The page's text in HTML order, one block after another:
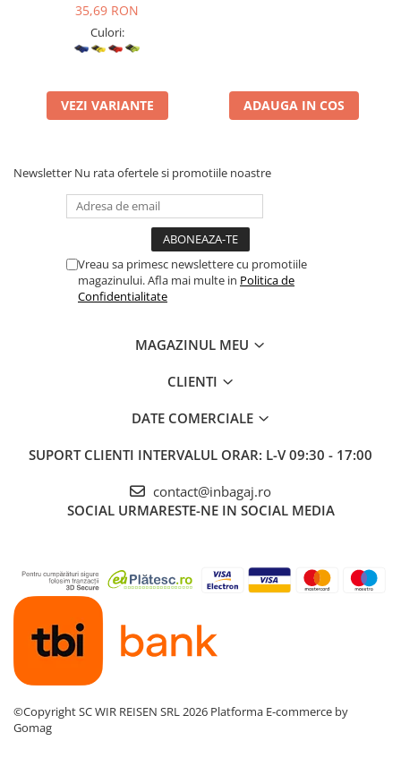
35,69 RON
Culori:
VEZI VARIANTE ADAUGA IN COS
Newsletter Nu rata ofertele si promotiile noastre
Vreau sa primesc newslettere cu promotiile
magazinului. Afla mai multe in Politica de
Confidentialitate
MAGAZINUL MEU
CLIENTI
DATE COMERCIALE
SUPORT CLIENTI INTERVALUL ORAR: L-V 09:30 - 17:00
contact@inbagaj.ro
SOCIAL URMARESTE-NE IN SOCIAL MEDIA
©Copyright SC WIR REISEN SRL 2026 Platforma E-commerce by
Gomag